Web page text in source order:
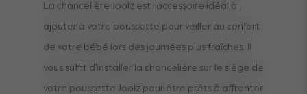
La chancelière Joolz est l’accessoire idéal à
ajouter à votre poussette pour veiller au confort
de votre bébé lors des journées plus fraîches. Il
vous suffit d'installer la chancelière sur le siège de
votre poussette Joolz pour être prêts à affronter